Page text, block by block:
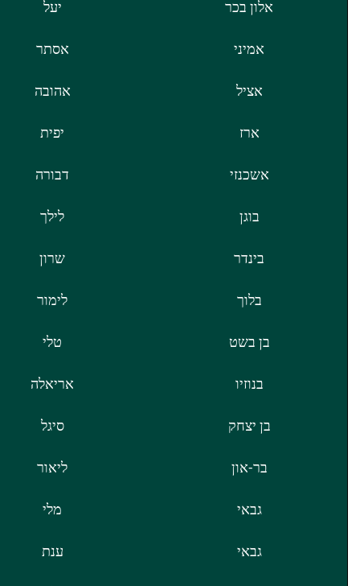
אלון בכר יעל
אמיני אסתר
אציל אהובה
ארז יפית
אשכנזי דבורה
בוגן לילך
בינדר שרון
בלוך לימור
בן בשט טלי
בנוזיו אריאלה
בן יצחק סיגל
בר-און ליאור
גבאי מלי
גבאי ענת